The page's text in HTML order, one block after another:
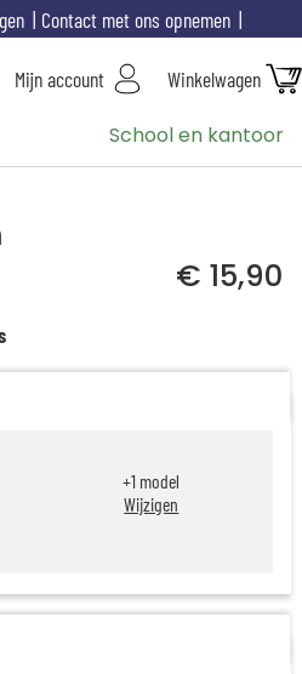
Contact met ons opnemen
Mijn account Winkelwagen
School en kantoor
€ 15,90
+1 model
Wijzigen